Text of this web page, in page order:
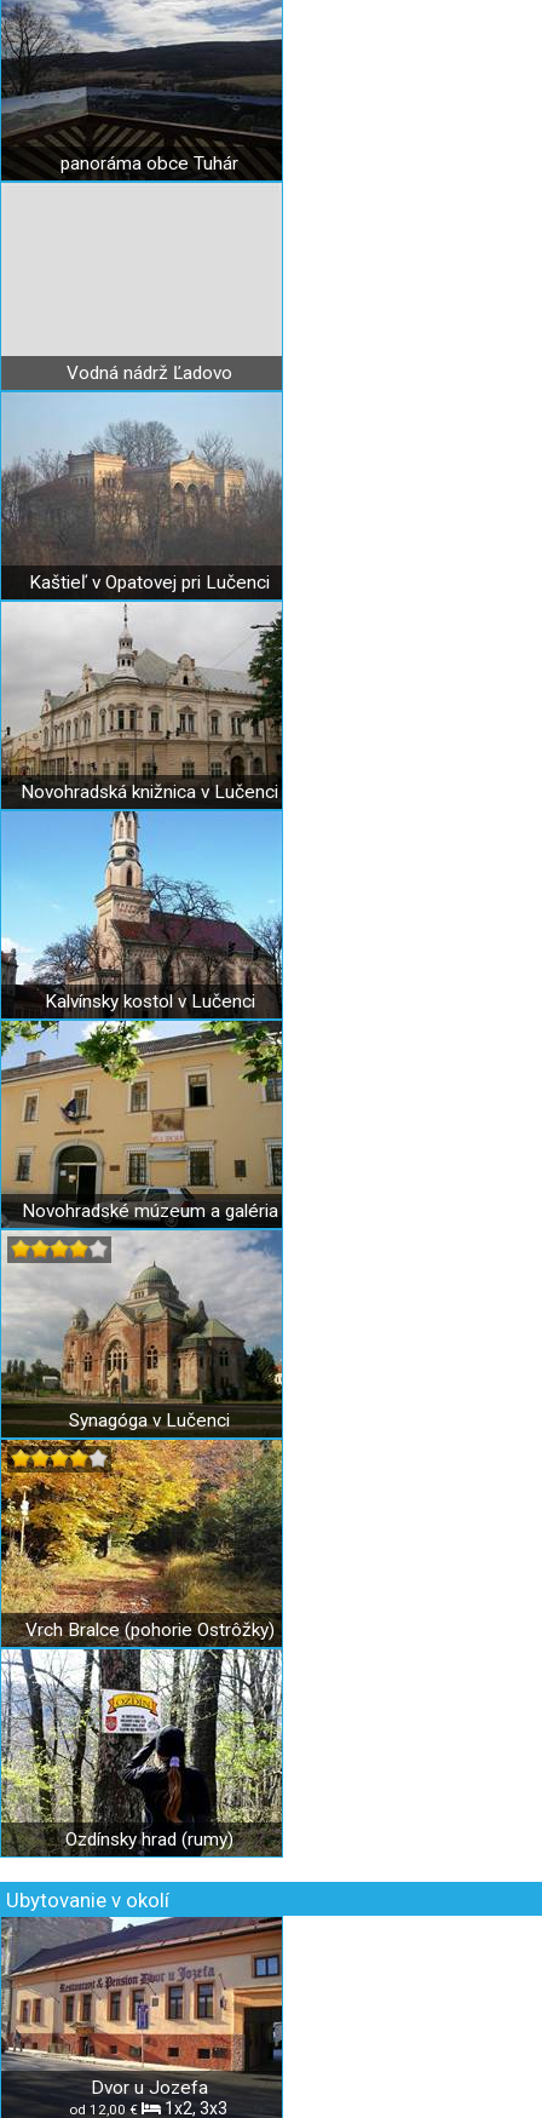
panoráma obce Tuhár
Vodná nádrž Ľadovo
Kaštieľ v Opatovej pri Lučenci
Novohradská knižnica v Lučenci
Kalvínsky kostol v Lučenci
Novohradské múzeum a galéria
Synagóga v Lučenci
Vrch Bralce (pohorie Ostrôžky)
Ozdínsky hrad (rumy)
Ubytovanie v okolí
Dvor u Jozefa
od 12,00 € 1x2, 3x3